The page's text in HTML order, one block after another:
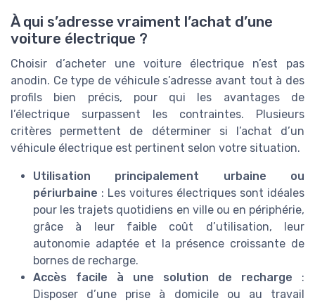
À qui s’adresse vraiment l’achat d’une
voiture électrique ?
Choisir d’acheter une voiture électrique n’est pas
anodin. Ce type de véhicule s’adresse avant tout à des
profils bien précis, pour qui les avantages de
l’électrique surpassent les contraintes. Plusieurs
critères permettent de déterminer si l’achat d’un
véhicule électrique est pertinent selon votre situation.
Utilisation principalement urbaine ou
périurbaine : Les voitures électriques sont idéales
pour les trajets quotidiens en ville ou en périphérie,
grâce à leur faible coût d’utilisation, leur
autonomie adaptée et la présence croissante de
bornes de recharge.
Accès facile à une solution de recharge :
Disposer d’une prise à domicile ou au travail